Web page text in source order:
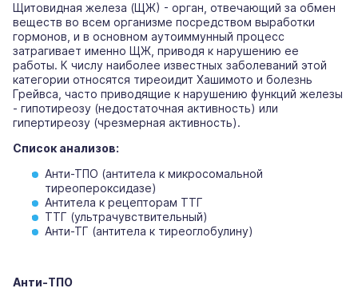
Щитовидная железа (ЩЖ) - орган, отвечающий за обмен
веществ во всем организме посредством выработки
гормонов, и в основном аутоиммунный процесс
затрагивает именно ЩЖ, приводя к нарушению ее
работы. К числу наиболее известных заболеваний этой
категории относятся тиреоидит Хашимото и болезнь
Грейвса, часто приводящие к нарушению функций железы
- гипотиреозу (недостаточная активность) или
гипертиреозу (чрезмерная активность).
Список анализов:
Анти-ТПО (антитела к микросомальной
тиреопероксидазе)
Антитела к рецепторам ТТГ
ТТГ (ультрачувствительный)
Анти-ТГ (антитела к тиреоглобулину)
Анти-ТПО